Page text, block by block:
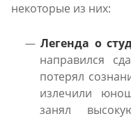
некоторые из них:
Легенда о
направился
потерял
излечили
занял